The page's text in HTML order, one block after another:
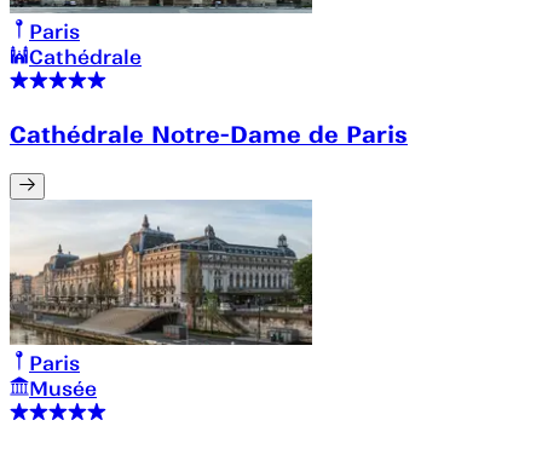
Paris
Cathédrale
Cathédrale Notre-Dame de Paris
Paris
Musée